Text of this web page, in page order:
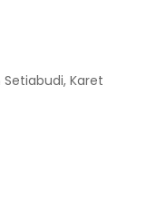
Karet